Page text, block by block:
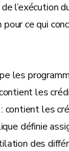
l’exécution
ce qui
les
les
: contient les
définie
des